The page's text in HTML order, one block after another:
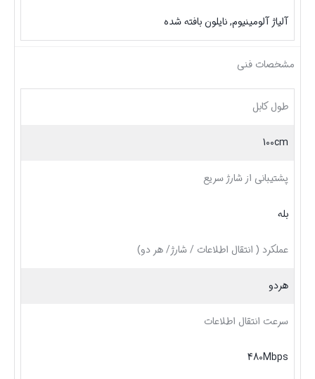
آلیاژ آلومینیوم, نایلون بافته شده
مشخصات فنی
طول کابل
100cm
پشتیبانی از شارژ سریع
بله
عملکرد ( انتقال اطلاعات / شارژ/ هر دو)
هردو
سرعت انتقال اطلاعات
480Mbps